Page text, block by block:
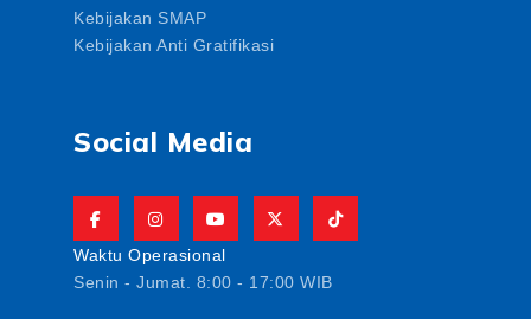
Kebijakan SMAP
Kebijakan Anti Gratifikasi
Social Media
Waktu Operasional
Senin - Jumat. 8:00 - 17:00 WIB